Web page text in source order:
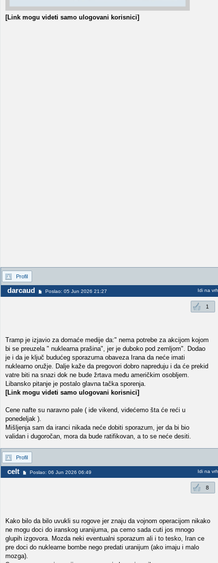
[Link mogu videti samo ulogovani korisnici]
Profil
darcaud Poslao: 05 Jun 2026 21:27 Idi na vrh
1
Tramp je izjavio za domaće medije da:" nema potrebe za akcijom kojom
bi se preuzela " nuklearna prašina", jer je duboko pod zemljom". Dodao
je i da je ključ budućeg sporazuma obaveza Irana da neće imati
nuklearno oružje. Dalje kaže da pregovori dobro napreduju i da će prekid
vatre biti na snazi dok ne bude žrtava među američkim osobljem.
Libansko pitanje je postalo glavna tačka sporenja.
[Link mogu videti samo ulogovani korisnici]
Cene nafte su naravno pale ( ide vikend, videćemo šta će reći u
ponedeljak ).
Mišljenja sam da iranci nikada neće dobiti sporazum, jer da bi bio
validan i dugoročan, mora da bude ratifikovan, a to se neće desiti.
Profil
celt Poslao: 06 Jun 2026 06:49 Idi na vrh
8
Kako bilo da bilo uvukli su rogove jer znaju da vojnom operacijom nikako
ne mogu doci do iranskog uranijuma, pa cemo sada cuti jos mnogo
glupih izgovora. Mozda neki eventualni sporazum ali i to tesko, Iran ce
pre doci do nuklearne bombe nego predati uranijum (ako imaju i malo
mozga).